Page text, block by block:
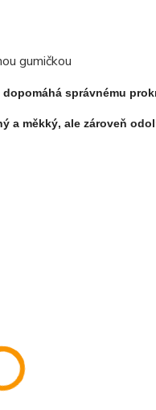
gumičkou
správnému
a měkký, ale zároveň